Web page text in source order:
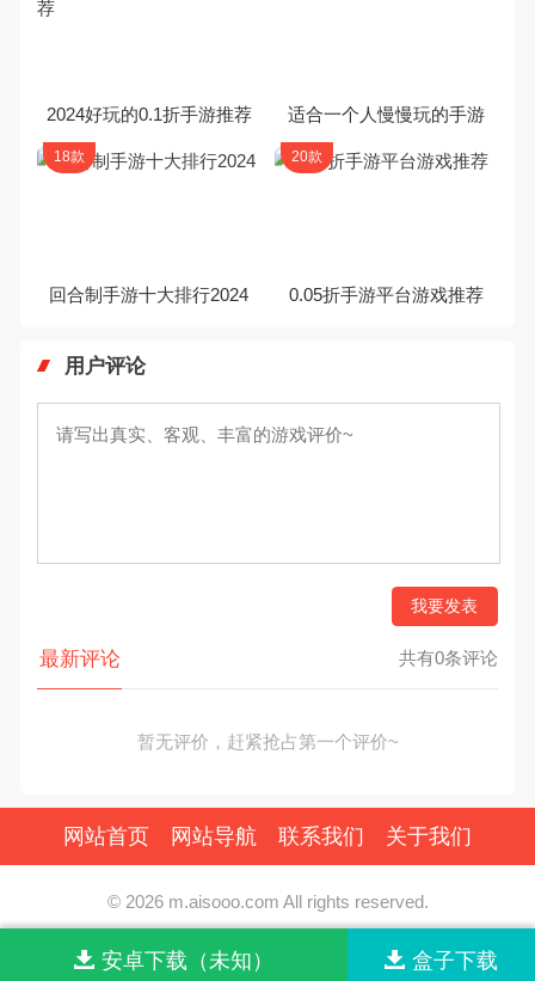
2024好玩的0.1折手游推荐 适合一个人慢慢玩的手游
回合制手游十大排行2024
18款
0.05折手游平台游戏推荐
20款
用户评论
我要发表
最新评论 共有0条评论
暂无评价，赶紧抢占第一个评价~
网站首页 网站导航 联系我们 关于我们
© 2026 m.aisooo.com All rights reserved.
安卓下载（未知） 盒子下载